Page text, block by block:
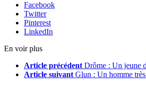
Facebook
Twitter
Pinterest
LinkedIn
En voir plus
Article précédent Drôme : Un jeune
Article suivant Glun : Un homme